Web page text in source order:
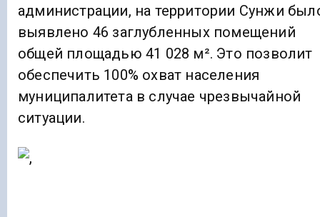
администрации, на территории Сунжи
выявлено 46 заглубленных помещений
общей площадью 41 028 м². Это позволит
обеспечить 100% охват населения
муниципалитета в случае чрезвычайной
ситуации.